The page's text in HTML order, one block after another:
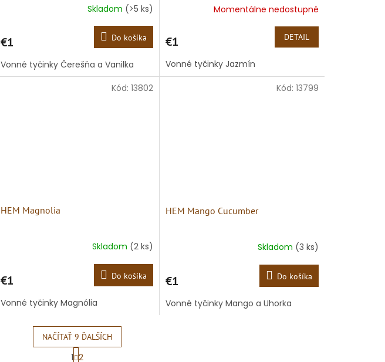
Skladom (>5 ks)
€1 Do košíka
Vonné tyčinky Čerešňa a Vanilka
Momentálne nedostupné
€1 DETAIL
Vonné tyčinky Jazmín
HEM Magnolia
Skladom (2 ks)
€1 Do košíka
Vonné tyčinky Magnólia
Kód: 13802
HEM Mango Cucumber
Skladom (3 ks)
€1 Do košíka
Vonné tyčinky Mango a Uhorka
Kód: 13799
NAČÍTAŤ 9 ĎALŠÍCH
S
1 2